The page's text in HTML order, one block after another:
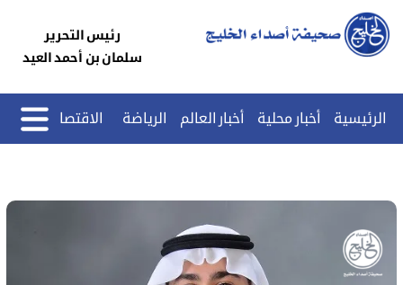
رئيس التحرير
سلمان بن أحمد العيد
الرئيسية أخبار محلية أخبار العالم الرياضة الاقتصاد